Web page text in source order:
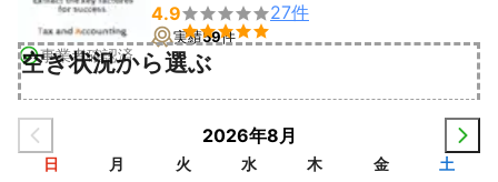
事業者確認済
4.9

27件
実績59件
空き状況から選ぶ
2026年8月
日 月 火 水 木 金 土